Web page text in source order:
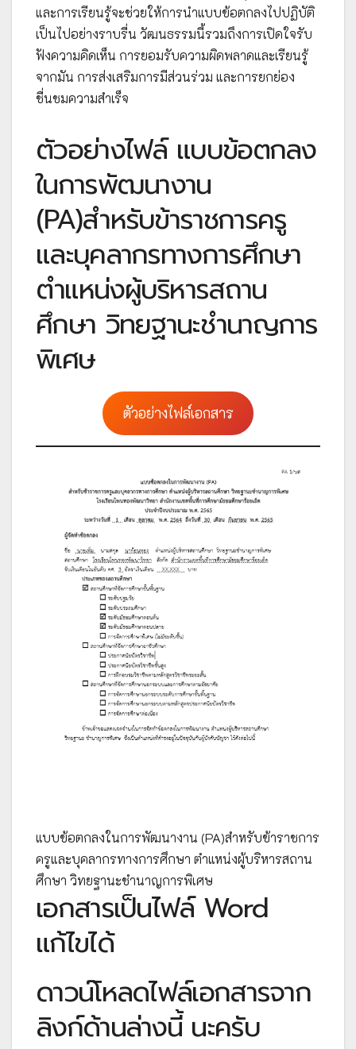
และการเรียนรู้จะช่วยให้การนำแบบข้อตกลงไปปฏิบัติ
เป็นไปอย่างราบรื่น วัฒนธรรมนี้รวมถึงการเปิดใจรับ
ฟังความคิดเห็น การยอมรับความผิดพลาดและเรียนรู้
จากมัน การส่งเสริมการมีส่วนร่วม และการยกย่อง
ชื่นชมความสำเร็จ
ตัวอย่างไฟล์ แบบข้อตกลง
ในการพัฒนางาน
(PA)สำหรับข้าราชการครู
และบุคลากรทางการศึกษา
ตำแหน่งผู้บริหารสถาน
ศึกษา วิทยฐานะชำนาญการ
พิเศษ
ตัวอย่างไฟล์เอกสาร
แบบข้อตกลงในการพัฒนางาน (PA)สำหรับข้าราชการ
ครูและบุคลากรทางการศึกษา ตำแหน่งผู้บริหารสถาน
ศึกษา วิทยฐานะชำนาญการพิเศษ
เอกสารเป็นไฟล์ Word
แก้ไขได้
ดาวน์โหลดไฟล์เอกสารจาก
ลิงก์ด้านล่างนี้ นะครับ